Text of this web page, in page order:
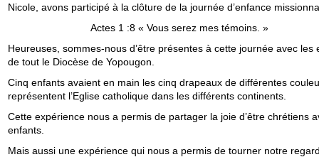
Nicole, avons participé à la clôture de la journée d’enfance
Actes 1 :8 « Vous serez mes témoins. »
Heureuses, sommes-nous d’être présentes à cette journée avec les
de tout le Diocèse de Yopougon.
Cinq enfants avaient en main les cinq drapeaux de différentes
représentent l’Eglise catholique dans les différents continents.
Cette expérience nous a permis de partager la joie d’être chrétiens
enfants.
Mais aussi une expérience qui nous a permis de tourner notre rega